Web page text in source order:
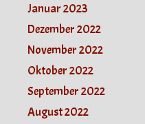
Januar 2023
Dezember 2022
November 2022
Oktober 2022
September 2022
August 2022